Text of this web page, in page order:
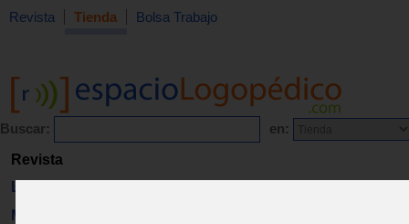
Revista Tienda Bolsa Trabajo
Buscar: en:
Revista
Libros
Material